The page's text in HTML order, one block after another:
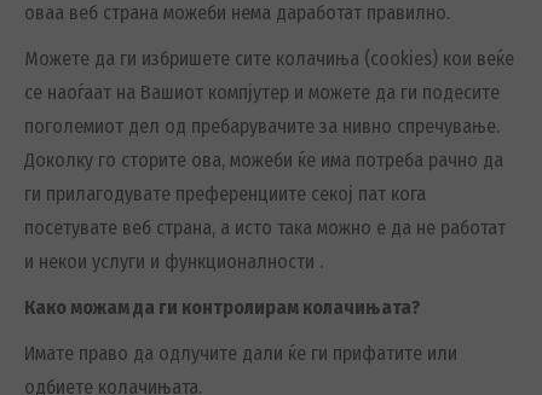
оваа веб страна можеби нема даработат правилно.
Можете да ги избришете сите колачиња (cookies) кои веќе
се наоѓаат на Вашиот компјутер и можете да ги подесите
поголемиот дел од пребарувачите за нивно спречување.
Доколку го сторите ова, можеби ќе има потреба рачно да
ги прилагодувате преференциите секој пат кога
посетувате веб страна, а исто така можно е да не работат
и некои услуги и функционалности .
Како можам да ги контролирам колачињата?
Имате право да одлучите дали ќе ги прифатите или
одбиете колачињата.